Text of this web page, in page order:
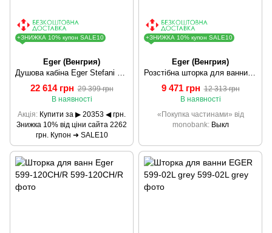
+ЗНИЖКА 10% купон SALE10
Eger (Венгрия)
Душова кабіна Eger Stefani 599-535-100/1
22 614 грн 29 399 грн
В наявності
Акція Купити за ▶ 20353 ◀ грн.
Знижка 10% від ціни сайта 2262
грн. Купон ➜ SALE10
+ЗНИЖКА 10% купон SALE10
Eger (Венгрия)
Розстібна шторка для ванни Eger 599-120CH/L
9 471 грн 12 313 грн
В наявності
«Покупка частинами» від
monobank Выкл